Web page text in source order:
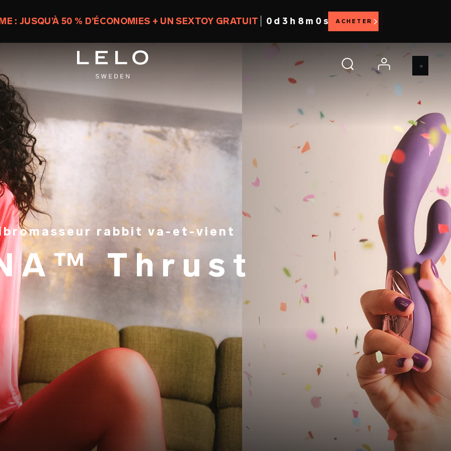
: JUSQU’À 50 % D’ÉCONOMIES + UN SEXTOY GRATUIT 0 d 3 h 7 m 58 s ACHETER
rabbit va-et-vient
Thrust